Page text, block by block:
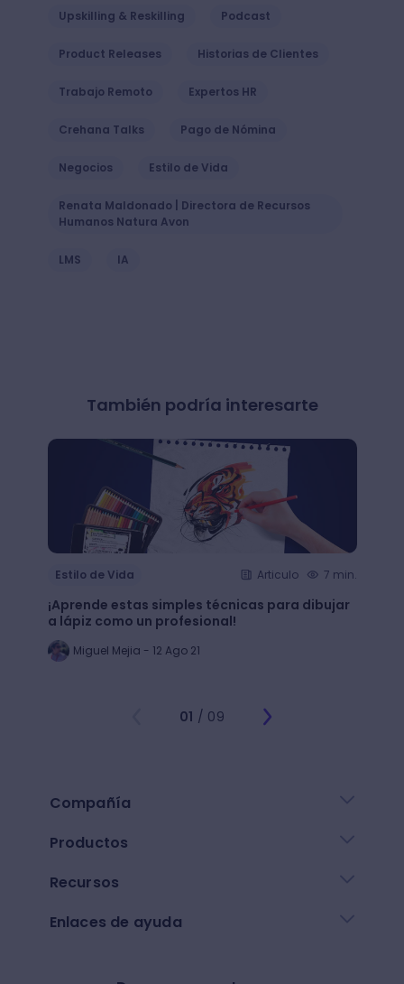
Upskilling & Reskilling Podcast
Product Releases Historias de Clientes
Trabajo Remoto Expertos HR
Crehana Talks Pago de Nómina
Negocios Estilo de Vida
Renata Maldonado | Directora de Recursos
Humanos Natura Avon
LMS IA
También podría interesarte
Estilo de Vida Articulo 7 min.
¡Aprende estas simples técnicas para dibujar
a lápiz como un profesional!
Miguel Mejia - 12 Ago 21
01 / 09
Compañía
Productos
Recursos
Enlaces de ayuda